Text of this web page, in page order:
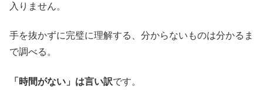
入りません。
手を抜かずに完璧に理解する、分からないものは分かるま
で調べる。
「時間がない」は言い訳です。